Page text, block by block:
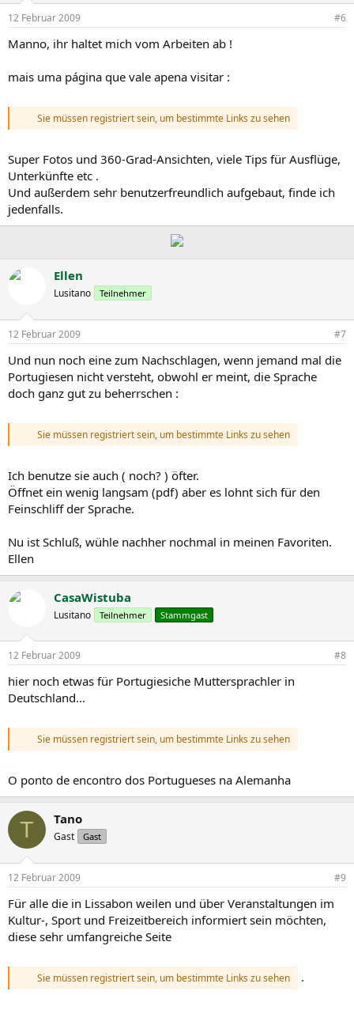
12 Februar 2009 #6
Manno, ihr haltet mich vom Arbeiten ab !
mais uma página que vale apena visitar :
Sie müssen registriert sein, um bestimmte Links zu sehen
Super Fotos und 360-Grad-Ansichten, viele Tips für Ausflüge,
Unterkünfte etc .
Und außerdem sehr benutzerfreundlich aufgebaut, finde ich
jedenfalls.
Ellen
Lusitano Teilnehmer
12 Februar 2009 #7
Und nun noch eine zum Nachschlagen, wenn jemand mal die
Portugiesen nicht versteht, obwohl er meint, die Sprache
doch ganz gut zu beherrschen :
Sie müssen registriert sein, um bestimmte Links zu sehen
Ich benutze sie auch ( noch? ) öfter.
Öffnet ein wenig langsam (pdf) aber es lohnt sich für den
Feinschliff der Sprache.
Nu ist Schluß, wühle nachher nochmal in meinen Favoriten.
Ellen
CasaWistuba
Lusitano Teilnehmer Stammgast
12 Februar 2009 #8
hier noch etwas für Portugiesiche Muttersprachler in
Deutschland...
Sie müssen registriert sein, um bestimmte Links zu sehen
O ponto de encontro dos Portugueses na Alemanha
T Tano
Gast Gast
12 Februar 2009 #9
Für alle die in Lissabon weilen und über Veranstaltungen im
Kultur-, Sport und Freizeitbereich informiert sein möchten,
diese sehr umfangreiche Seite
Sie müssen registriert sein, um bestimmte Links zu sehen .